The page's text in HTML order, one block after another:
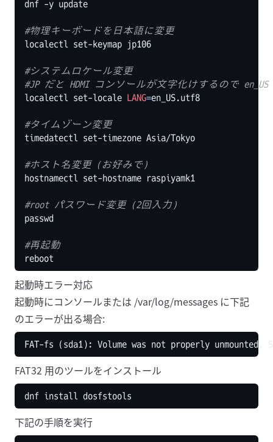
#物理キーボードを日本語に変更
#システムロケール変更
#JP だと HDMI コンソールが文字化けするので
localectl set-locale LANG=
#タイムゾーン変更
#ホスト名変更 (お好みで)
#root パスワード変更 (2回入力)
#再起動
起動時エラー対応
起動時にコンソールまたは /var/log/messages に下記
のエラーが出る場合:
FAT32 用のツールをインストール
下記の手順を実行